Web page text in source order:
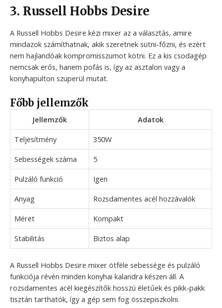
3. Russell Hobbs Desire
A Russell Hobbs Desire kézi mixer az a választás, amire
mindazok számíthatnak, akik szeretnek sütni-főzni, és ezért
nem hajlandóak kompromisszumot kötni. Ez a kis csodagép
nemcsak erős, hanem pofás is, így az asztalon vagy a
konyhapulton szuperül mutat.
Főbb jellemzők
Jellemzők
Adatok
Teljesítmény
350W
Sebességek száma
5
Pulzáló funkció
Igen
Anyag
Rozsdamentes acél hozzávalók
Méret
Kompakt
Stabilitás
Biztos alap
A Russell Hobbs Desire mixer ötféle sebessége és pulzáló
funkciója révén minden konyhai kalandra készen áll. A
rozsdamentes acél kiegészítők hosszú életűek és pikk-pakk
tisztán tarthatók, így a gép sem fog összepiszkolni.